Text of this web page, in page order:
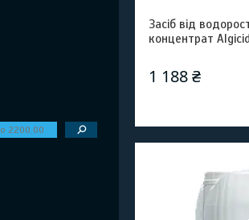
Засіб від
концентрат
1 188 ₴